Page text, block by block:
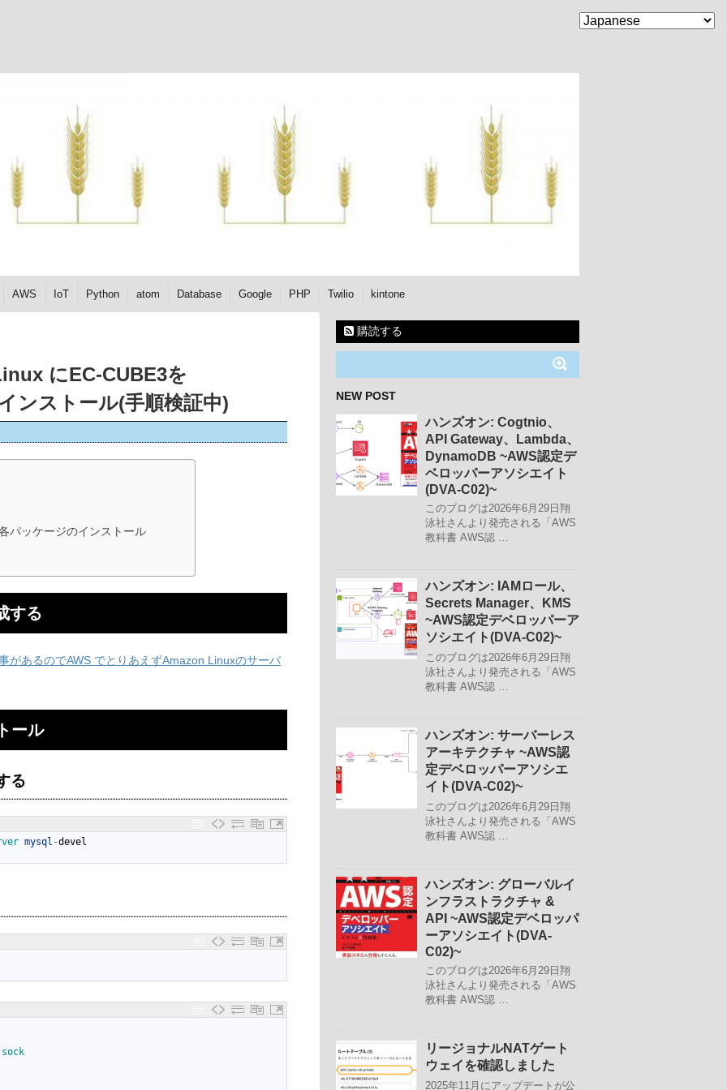
AWS IoT Python atom Database Google PHP Twilio kintone
にEC-CUBE3を
ンストール(手順検証中)
パッケージのインストール
する
があるのでAWS でとりあえずAmazon Linuxのサーバ
ール
る
mysql -devel
sock
購読する
NEW POST
ハンズオン: Cogtnio、
API Gateway、Lambda、
DynamoDB ~AWS認定デ
ベロッパーアソシエイト
(DVA-C02)~
このブログは2026年6月29日翔
泳社さんより発売される「AWS
教科書 AWS認 …
ハンズオン: IAMロール、
Secrets Manager、KMS
~AWS認定デベロッパーア
ソシエイト(DVA-C02)~
このブログは2026年6月29日翔
泳社さんより発売される「AWS
教科書 AWS認 …
ハンズオン: サーバーレス
アーキテクチャ ~AWS認
定デベロッパーアソシエ
イト(DVA-C02)~
このブログは2026年6月29日翔
泳社さんより発売される「AWS
教科書 AWS認 …
ハンズオン: グローバルイ
ンフラストラクチャ &
API ~AWS認定デベロッパ
ーアソシエイト(DVA-
C02)~
このブログは2026年6月29日翔
泳社さんより発売される「AWS
教科書 AWS認 …
リージョナルNATゲート
ウェイを確認しました
2025年11月にアップデートが公